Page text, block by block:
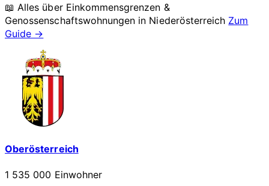
📖 Alles über Einkommensgrenzen &
Genossenschaftswohnungen in Niederösterreich Zum
Guide →
Oberösterreich
1 535 000 Einwohner